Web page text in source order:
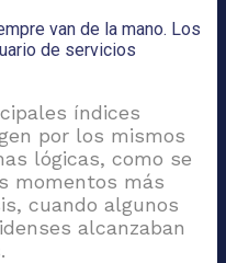
van de la mano. Los
de servicios
índices
por los mismos
lógicas, como se
momentos más
cuando algunos
alcanzaban